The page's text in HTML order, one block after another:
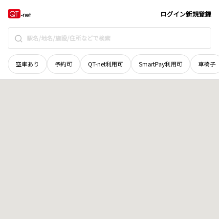
ログイン新規登録
空車あり 予約可 QT-net利用可 SmartPay利用可 車椅子
京都府